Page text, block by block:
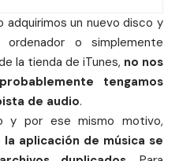
adquirimos un nuevo disco y
o simplemente
la tienda de iTunes, no nos
tengamos
de audio.
y por ese mismo motivo,
la aplicación de música se